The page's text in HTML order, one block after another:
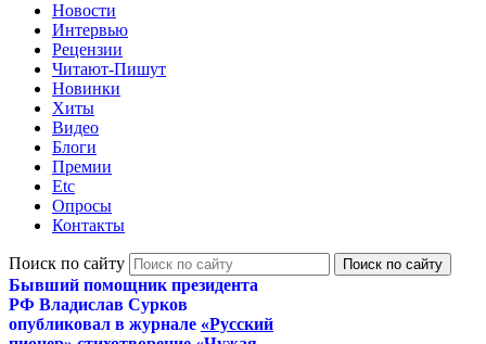
Новости
Интервью
Рецензии
Читают-Пишут
Новинки
Хиты
Видео
Блоги
Премии
Etc
Опросы
Контакты
Поиск по сайту
Бывший помощник президента
РФ Владислав Сурков
опубликовал в журнале «Русский